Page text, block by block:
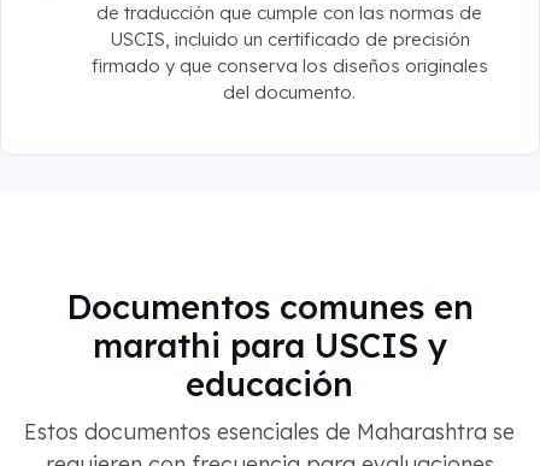
de traducción que cumple con las normas de
USCIS, incluido un certificado de precisión
firmado y que conserva los diseños originales
del documento.
Documentos comunes en
marathi para USCIS y
educación
Estos documentos esenciales de Maharashtra se